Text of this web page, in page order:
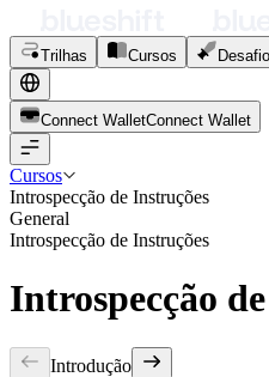
Trilhas Cursos
Connect WalletConnect Wal et
Cursos
Introspecção de Instruções
General
Introspecção de Instruções
Introspecção
Introdução